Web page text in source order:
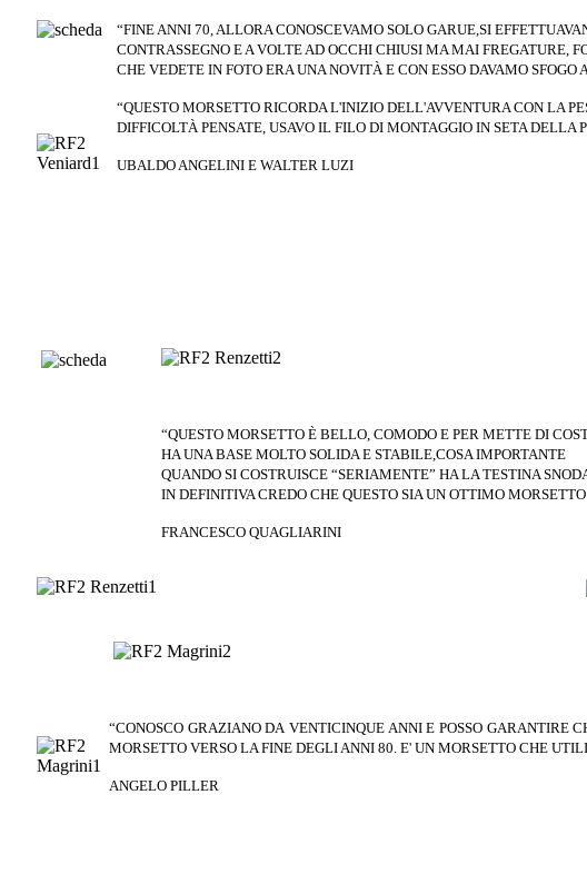
“FINE ANNI 70, ALLORA CONOSCEVAMO SOLO GARUE,SI
CONTRASSEGNO E A VOLTE AD OCCHI CHIUSIMA MAI FREGATURE,
CHE VEDETE IN FOTO ERA UNA NOVITÀ E CON ESSO DAVAMO SFOGO
“QUESTO MORSETTO RICORDA L'INIZIO DELL'AVVENTURA CON LA
DIFFICOLTÀ PENSATE, USAVO IL FILO DI MONTAGGIO IN SETA DELLA
UBALDO ANGELINI E WALTER LUZI
“QUESTO MORSETTO È BELLO, COMODO E PER METTE DI
HA UNA BASE MOLTO SOLIDA E STABILE,COSA IMPORTANTE
QUANDO SI COSTRUISCE “SERIAMENTE” HA LA TESTINA
IN DEFINITIVA CREDO CHE QUESTO SIA UN OTTIMO
FRANCESCO QUAGLIARINI
“CONOSCO GRAZIANO DAVENTICINQUE ANNI E POSSO GARANTIRE
MORSETTO VERSO LA FINE DEGLI ANNI 80. E' UN MORSETTO CHE
ANGELO PILLER